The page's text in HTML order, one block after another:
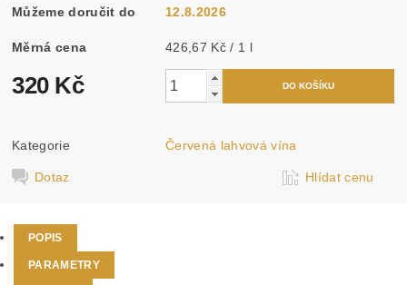
Můžeme doručit do 12.8.2026
Měrná cena 426,67 Kč / 1 l
320 Kč
Kategorie Červená lahvová vína
Dotaz Hlídat cenu
POPIS
PARAMETRY